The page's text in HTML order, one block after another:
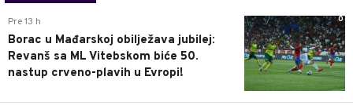
0
Pre 13 h
Borac u Mađarskoj obilježava jubilej:
Revanš sa ML Vitebskom biće 50.
nastup crveno-plavih u Evropi!